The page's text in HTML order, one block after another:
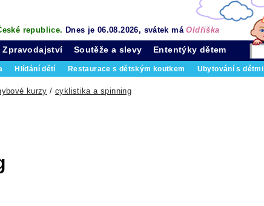
republice. Dnes je 06.08.2026, svátek máOldřiška
Hlídání dětí Restaurace s dětským koutkem Ubytování s dětmi
Zpravodajství Soutěže a slevy Ententýky dětem
kurzy /cyklistika a spinning